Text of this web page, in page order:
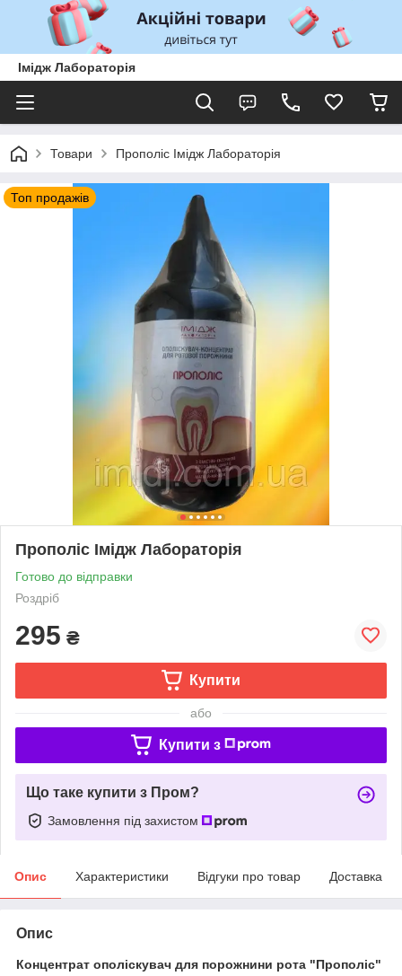
Імідж Лабораторія
Товари Прополіс Імідж Лабораторія
Топ продажів
Прополіс Імідж Лабораторія
Готово до відправки
Роздріб
295 ₴
Купити
або
Купити з
Що таке купити з Пром?
Замовлення під захистом
Опис Характеристики Відгуки про товар Доставка
Опис
Концентрат ополіскувач для порожнини рота "Прополіс"